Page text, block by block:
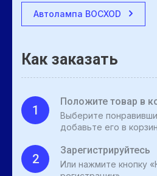
Автолампа ВОСХОD
Как заказать
1
Положите товар в
Выберите
добавьте его в
2
Зарегистрируйтесь
Или нажмите кнопку